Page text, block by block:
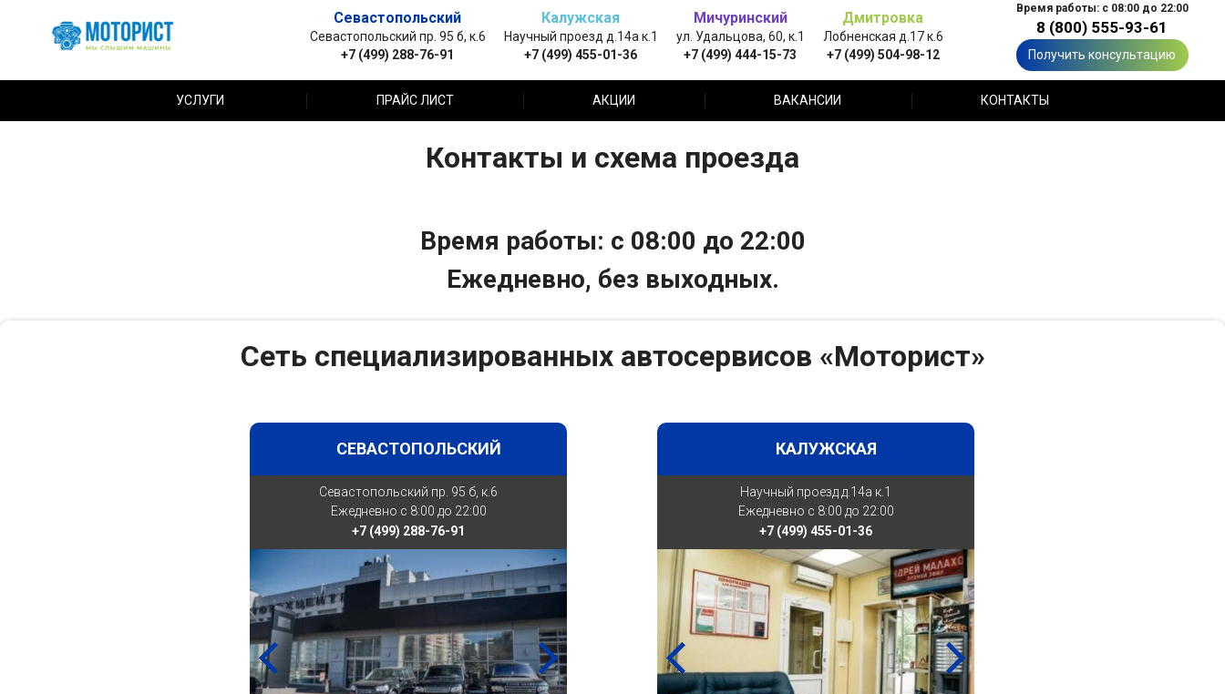
Севастопольский
Севастопольский пр. 95 б, к.6
+7 (499) 288-76-91
Калужская
Научный проезд д.14а к.1
+7 (499) 455-01-36
Мичуринский
ул. Удальцова, 60, к.1
+7 (499) 444-15-73
Дмитровка
Лобненская д.17 к.6
+7 (499) 504-98-12
Время работы: с 08:00 до 22:00
8 (800) 555-93-61
Получить консультацию
УСЛУГИ ПРАЙС ЛИСТ АКЦИИ ВАКАНСИИ КОНТАКТЫ
Контакты и схема проезда
Время работы: с 08:00 до 22:00
Ежедневно, без выходных.
Сеть специализированных автосервисов «Моторист»
СЕВАСТОПОЛЬСКИЙ
Севастопольский пр. 95 б, к.6
Ежедневно с 8:00 до 22:00
+7 (499) 288-76-91
КАЛУЖСКАЯ
Научный проезд д.14а к.1
Ежедневно с 8:00 до 22:00
+7 (499) 455-01-36